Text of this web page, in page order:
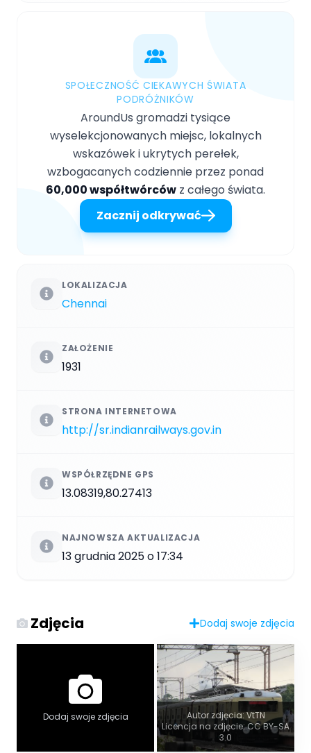
SPOŁECZNOŚĆ CIEKAWYCH ŚWIATA
PODRÓŻNIKÓW
AroundUs gromadzi tysiące
wyselekcjonowanych miejsc, lokalnych
wskazówek i ukrytych perełek,
wzbogacanych codziennie przez ponad
60,000 współtwórców z całego świata.
Zacznij odkrywać
LOKALIZACJA
Chennai
ZAŁOŻENIE
1931
STRONA INTERNETOWA
http://sr.indianrailways.gov.in
WSPÓŁRZĘDNE GPS
13.08319,80.27413
NAJNOWSZA AKTUALIZACJA
13 grudnia 2025 o 17:34
Zdjęcia Dodaj swoje zdjęcia
Dodaj swoje zdjęcia
Autor zdjęcia: VtTN
Licencja na zdjęcie: CC BY-SA
3.0